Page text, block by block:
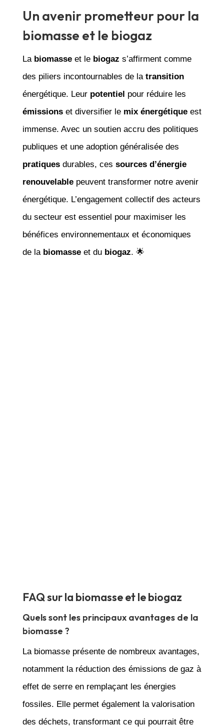
Un avenir prometteur pour la
biomasse et le biogaz
La biomasseet le biogaz s’affirment comme
des piliers incontournables de la transition
énergétique. Leur potentiel pour réduire les
émissionset diversifier le mix énergétiqueest
immense. Avec un soutien accru des politiques
publiques et une adoption généralisée des
pratiquesdurables, ces sources d’énergie
renouvelablepeuvent transformer notre avenir
énergétique. L’engagement collectif des acteurs
du secteur est essentiel pour maximiser les
bénéfices environnementaux et économiques
de la biomasseet du biogaz. 🌟
FAQ sur la biomasse et le biogaz
Quels sont les principaux avantages de la
biomasse ?
La biomasse présente de nombreux avantages,
notamment la réduction des émissions de gaz à
effet de serre en remplaçant les énergies
fossiles. Elle permet également la valorisation
des déchets, transformant ce qui pourrait être